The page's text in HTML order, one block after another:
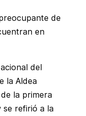
de
en
del
la Aldea
la primera
refirió a la